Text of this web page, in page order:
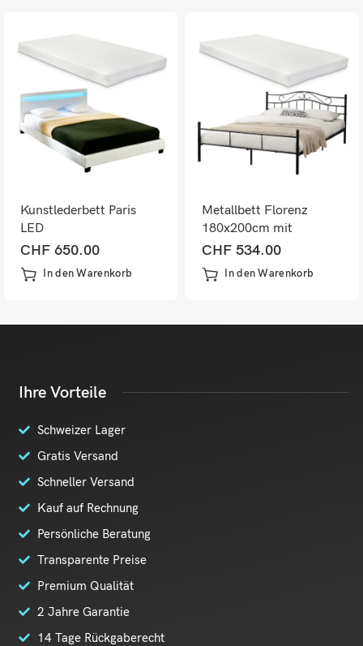
Kunstlederbett Paris
LED
Kaltschaummatratze
160x200cm Weiss
CHF 650.00
In den Warenkorb
Metallbett Florenz
180x200cm mit
Kaltschaummatratze
Schwarz
CHF 534.00
In den Warenkorb
Ihre Vorteile
Schweizer Lager
Gratis Versand
Schneller Versand
Kauf auf Rechnung
Persönliche Beratung
Transparente Preise
Premium Qualität
2 Jahre Garantie
14 Tage Rückgaberecht